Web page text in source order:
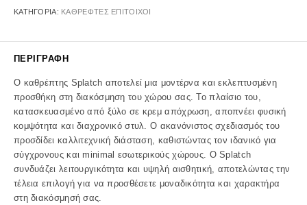
ΚΑΤΗΓΟΡΊΑ: ΚΑΘΡΕΦΤΕΣ ΕΠΙΤΟΙΧΟΙ
ΠΕΡΙΓΡΑΦΉ
Ο καθρέπτης Splatch αποτελεί μια μοντέρνα και εκλεπτυσμένη
προσθήκη στη διακόσμηση του χώρου σας. Το πλαίσιο του,
κατασκευασμένο από ξύλο σε κρεμ απόχρωση, αποπνέει φυσική
κομψότητα και διαχρονικό στυλ. Ο ακανόνιστος σχεδιασμός του
προσδίδει καλλιτεχνική διάσταση, καθιστώντας τον ιδανικό για
σύγχρονους και minimal εσωτερικούς χώρους. Ο Splatch
συνδυάζει λειτουργικότητα και υψηλή αισθητική, αποτελώντας την
τέλεια επιλογή για να προσθέσετε μοναδικότητα και χαρακτήρα
στη διακόσμησή σας.